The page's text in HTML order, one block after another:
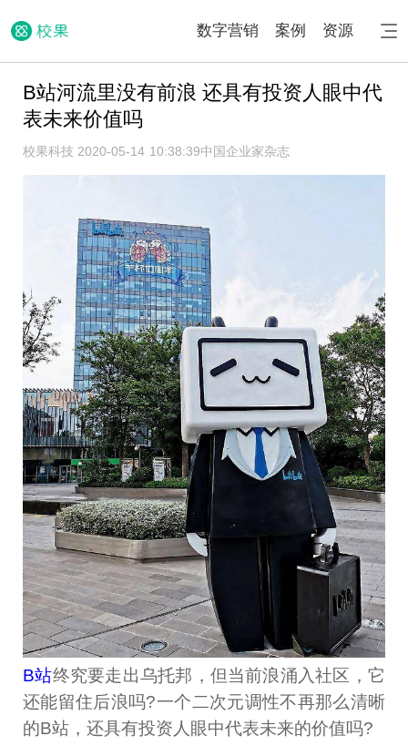
数字营销 案例 资源
B站河流里没有前浪 还具有投资人眼中代
表未来价值吗
校果科技 2020-05-14 10:38:39中国企业家杂志
B站终究要走出乌托邦，但当前浪涌入社区，它
还能留住后浪吗?一个二次元调性不再那么清晰
的B站，还具有投资人眼中代表未来的价值吗?